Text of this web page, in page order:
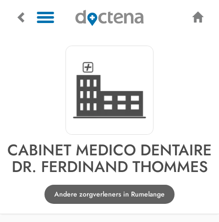
CABINET MEDICO DENTAIRE
DR. FERDINAND THOMMES
Andere zorgverleners in Rumelange